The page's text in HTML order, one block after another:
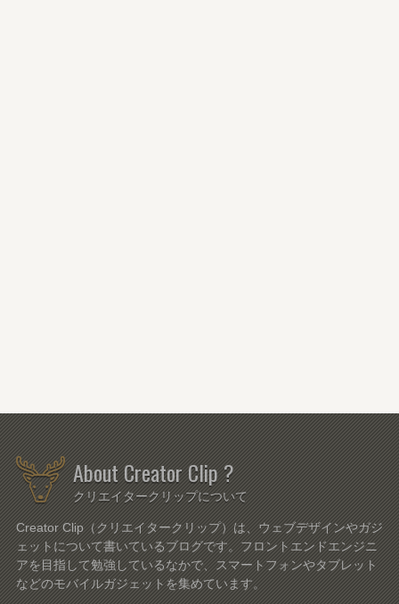
About Creator Clip ?
クリエイタークリップについて
Creator Clip（クリエイタークリップ）は、ウェブデザインやガジ
ェットについて書いているブログです。フロントエンドエンジニ
アを目指して勉強しているなかで、スマートフォンやタブレット
などのモバイルガジェットを集めています。